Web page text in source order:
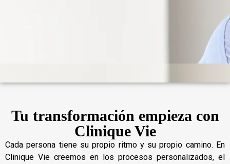
Tu transformación empieza con
Clinique Vie
Cada persona tiene su propio ritmo y su propio camino. En
Clinique Vie creemos en los procesos personalizados, el